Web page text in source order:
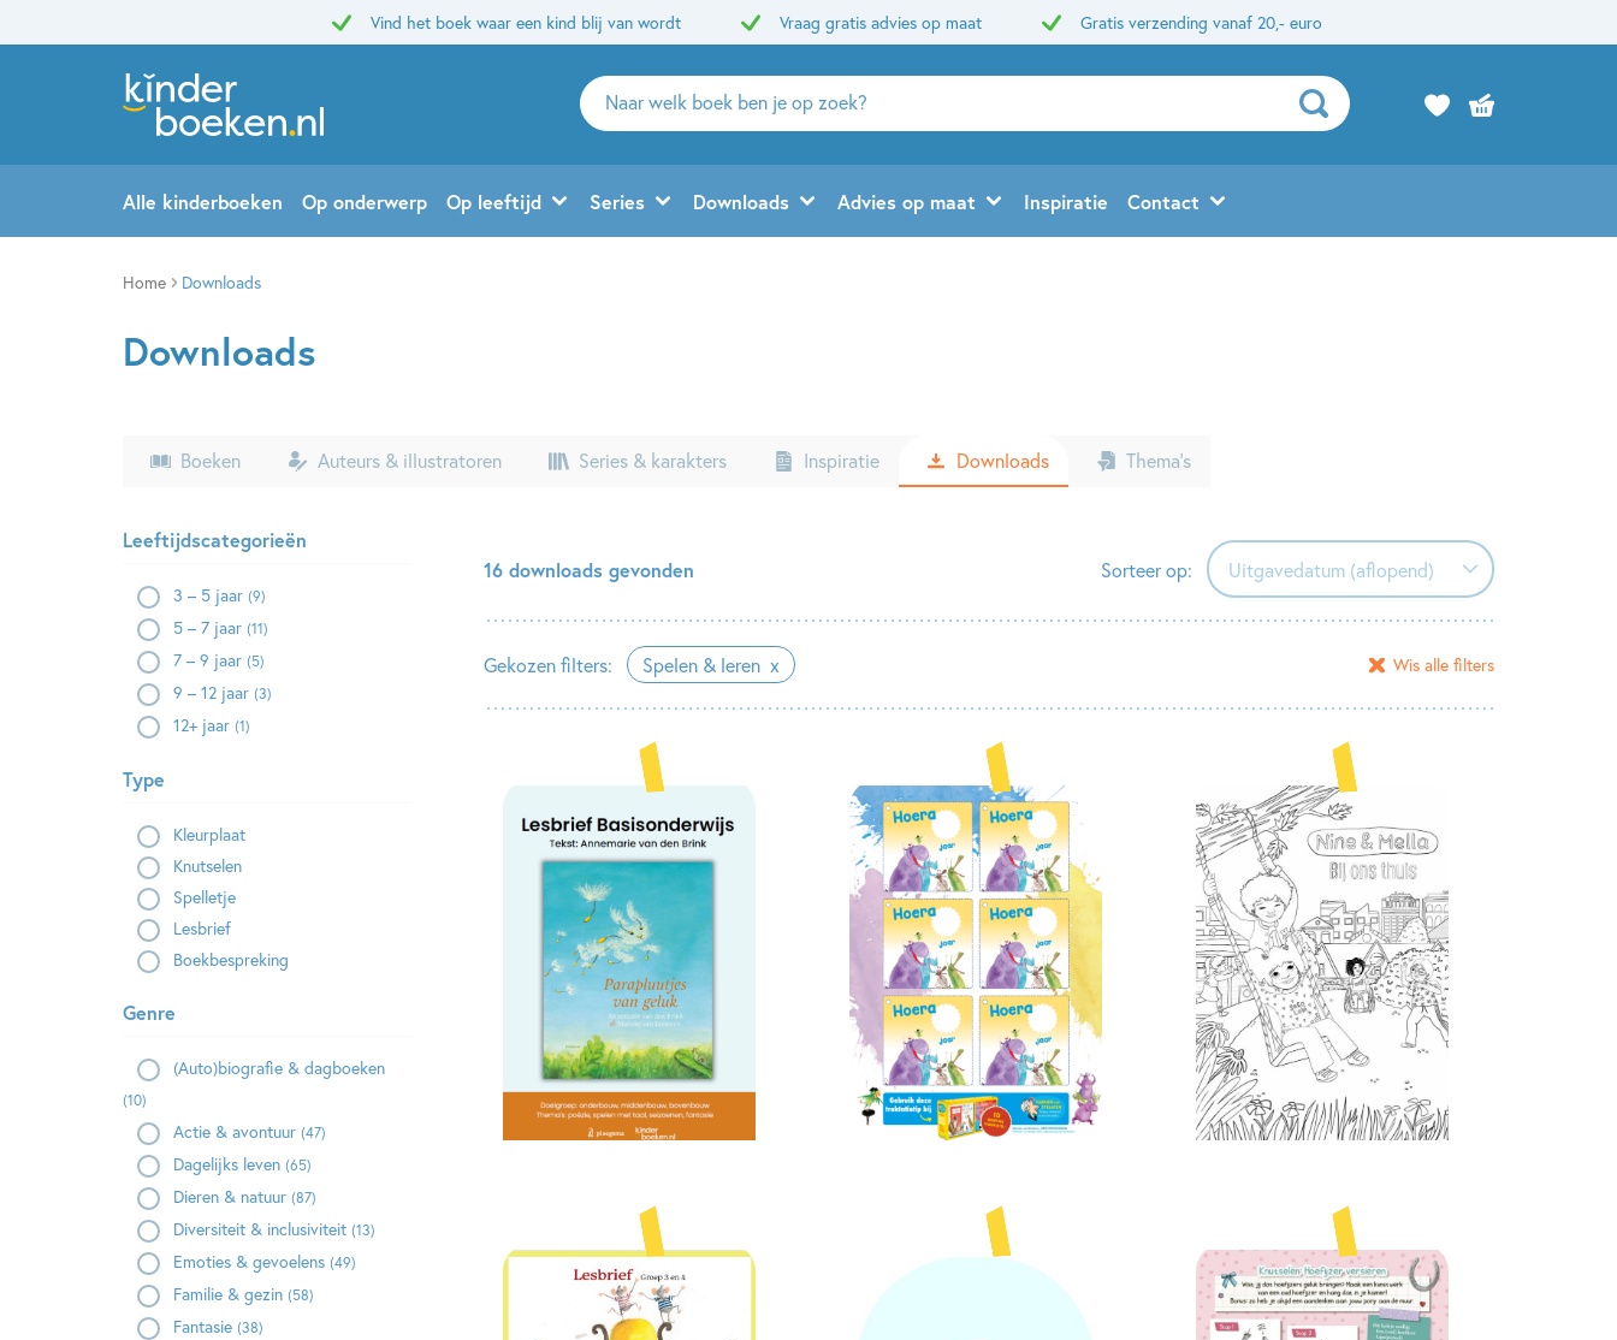
Vind het boek waar een kind blij van wordt Vraag gratis advies op maat Gratis verzending vanaf 20,- euro
Zoeken
naar
en
uitgevers
Alle kinderboeken Op onderwerp Op leeftijd Series Downloads Advies op maat Inspiratie Contact
Home Downloads
Downloads
Boeken Auteurs & illustratoren Series & karakters Inspiratie Downloads Thema’s
Leeftijdscategorieën
3 – 5 jaar (9)
5 – 7 jaar (11)
7 – 9 jaar (5)
9 – 12 jaar (3)
12+ jaar (1)
Type
Kleurplaat
Knutselen
Spelletje
Lesbrief
Boekbespreking
Genre
(Auto)biografie & dagboeken
(10)
Actie & avontuur (47)
Dagelijks leven (65)
Dieren & natuur (87)
Diversiteit & inclusiviteit (13)
Emoties & gevoelens (49)
Familie & gezin (58)
Fantasie (38)
16 downloads gevonden Sorteer op: Uitgavedatum (aflopend)
Uitgavedatum (aflopend)
Uitgavedatum (oplopend)
Alfabetisch (A-Z)
Alfabetisch (Z-A)
Gekozen filters: Spelen & leren Wis alle filters